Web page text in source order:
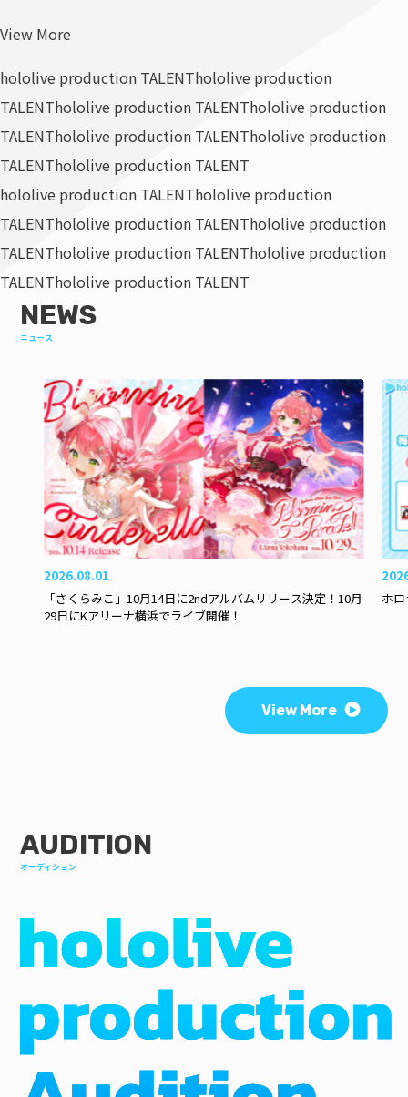
View More
hololive production TALENThololive production
TALENThololive production TALENThololive production
TALENThololive production TALENThololive production
TALENThololive production TALENT
hololive production TALENThololive production
TALENThololive production TALENThololive production
TALENThololive production TALENThololive production
TALENThololive production TALENT
NEWS
ニュース
2026.08.01
「さくらみこ」10月14日に2ndアルバムリリース決定！10月
29日にKアリーナ横浜でライブ開催！
ホ
View More
AUDITION
オーディション